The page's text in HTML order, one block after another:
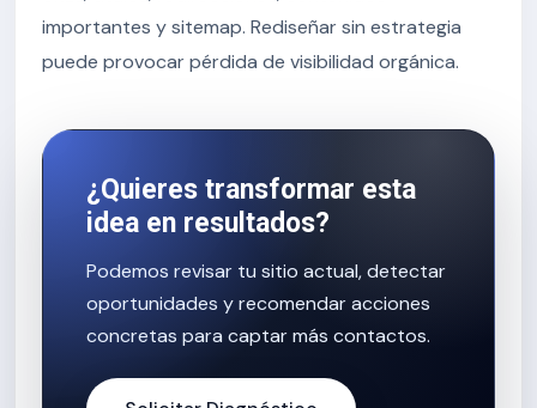
importantes y sitemap. Rediseñar sin estrategia
puede provocar pérdida de visibilidad orgánica.
¿Quieres transformar esta
idea en resultados?
Podemos revisar tu sitio actual, detectar
oportunidades y recomendar acciones
concretas para captar más contactos.